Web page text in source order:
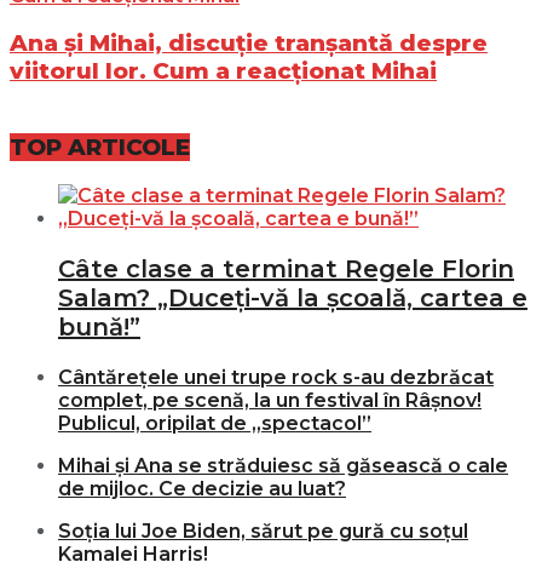
Ana și Mihai, discuție tranșantă despre
viitorul lor. Cum a reacționat Mihai
TOP ARTICOLE
Câte clase a terminat Regele Florin
Salam? „Duceți-vă la școală, cartea e
bună!”
Cântărețele unei trupe rock s-au dezbrăcat
complet, pe scenă, la un festival în Râșnov!
Publicul, oripilat de „spectacol”
Mihai și Ana se străduiesc să găsească o cale
de mijloc. Ce decizie au luat?
Soția lui Joe Biden, sărut pe gură cu soțul
Kamalei Harris!